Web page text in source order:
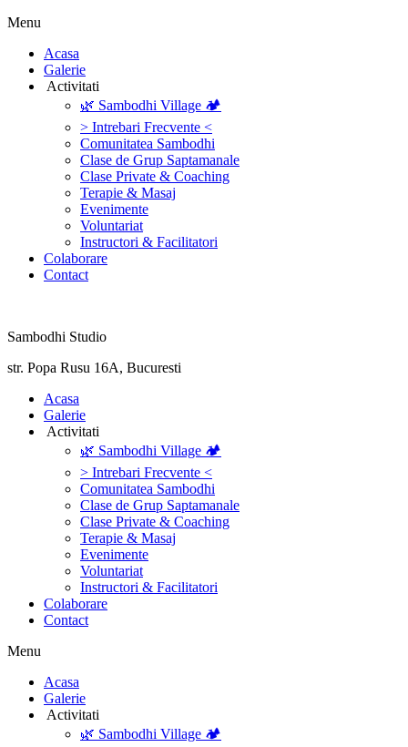
Menu
‎Acasa
Galerie
‎ ‎Activitati‎
🌿 Sambodhi Village 🏕️
> Intrebari Frecvente <
Comunitatea Sambodhi
Clase de Grup Saptamanale
Clase Private & Coaching
Terapie & Masaj
‎Evenimente
Voluntariat
‏‏‎Instructori & Facilitatori
Colaborare
Contact
Sambodhi Studio
str. Popa Rusu 16A, Bucuresti
‎Acasa
Galerie
‎ ‎Activitati‎
🌿 Sambodhi Village 🏕️
> Intrebari Frecvente <
Comunitatea Sambodhi
Clase de Grup Saptamanale
Clase Private & Coaching
Terapie & Masaj
‎Evenimente
Voluntariat
‏‏‎Instructori & Facilitatori
Colaborare
Contact
Menu
‎Acasa
Galerie
‎ ‎Activitati‎
🌿 Sambodhi Village 🏕️